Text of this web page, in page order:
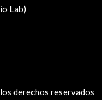
Lab)
derechos reservados